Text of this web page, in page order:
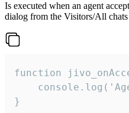
Is executed when an agent
dialog from the Visitors/All
function
}